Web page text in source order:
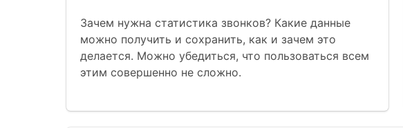
Зачем нужна статистика звонков? Какие данные
можно получить и сохранить, как и зачем это
делается. Можно убедиться, что пользоваться всем
этим совершенно не сложно.